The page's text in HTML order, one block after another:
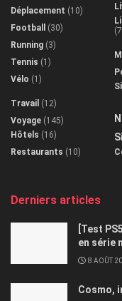
Déplacement (10)
Football
(30)
Running (3)
Tennis (1)
Vélo (1)
Travail (12)
Voyage (145)
Hôtels (16)
Restaurants (10)
Derniers articles
[Test
en série
8 AOÛT
Cosmo,